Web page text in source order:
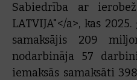
Sabiedrība ar
LATVIJA"</a>, kas
samaksājis 209
nodarbināja 57
iemaksās samaksāti